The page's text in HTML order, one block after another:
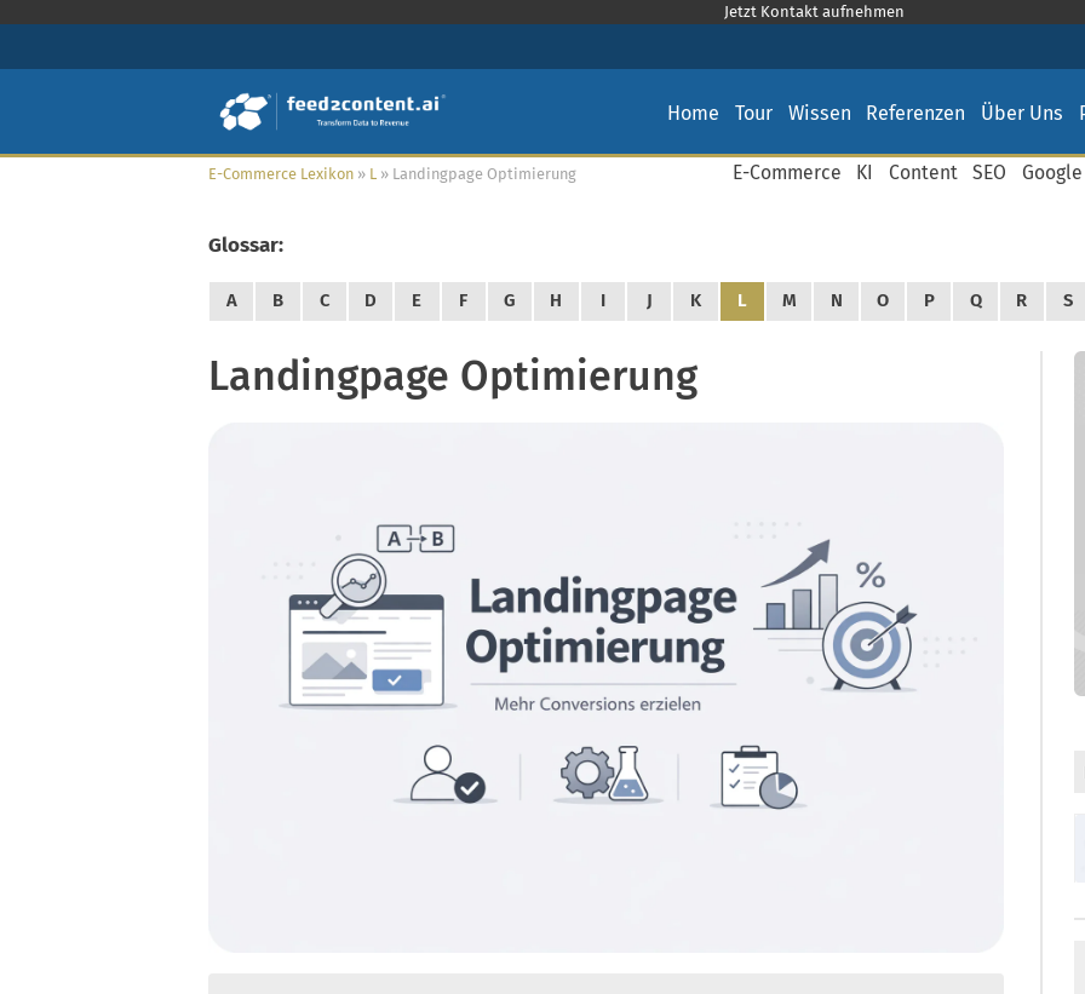
Jetzt Kontakt aufnehmen
Home Tour Wissen Referenzen Über Uns
E-Commerce Lexikon » L » Landingpage Optimierung E-Commerce KI Content SEO
Glossar:
A B C D E F G H I J K L M N O P Q R S
Landingpage Optimierung